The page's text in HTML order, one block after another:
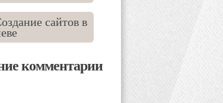
сайтов в
комментарии